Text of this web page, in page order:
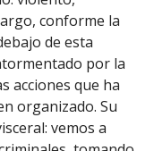
conforme la
de esta
por la
acciones que ha
organizado. Su
vemos a